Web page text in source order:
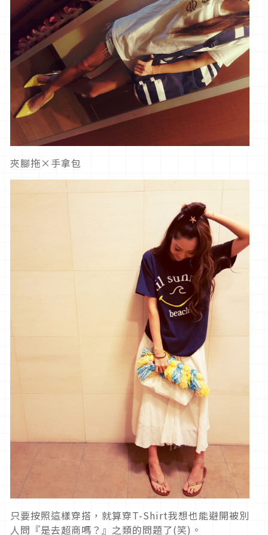
夾腳拖×手拿包
只要按照這樣穿搭，就算穿T-Shirt我想也能避開被別
人問『是去超商嗎？』之類的問題了(笑)。